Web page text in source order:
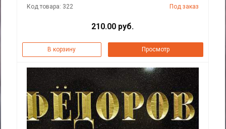
Код товара: 322 Под заказ
210.00 руб.
В корзину Просмотр